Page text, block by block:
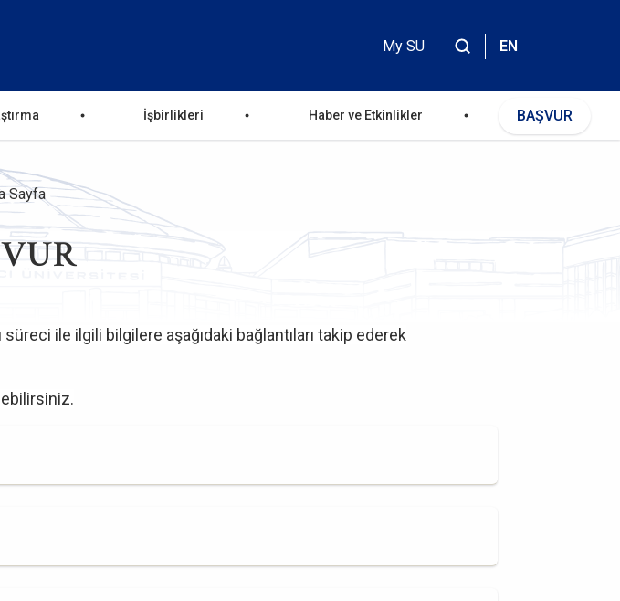
Header
Top
My SU EN
İşbirlikleri Haber ve Etkinlikler BAŞVUR
Sayfa
ile ilgili bilgilere aşağıdaki bağlantıları takip ederek